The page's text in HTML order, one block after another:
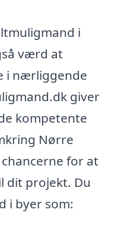
i
værd at
i nærliggende
giver
kompetente
Nørre
for at
dit projekt. Du
i byer som: